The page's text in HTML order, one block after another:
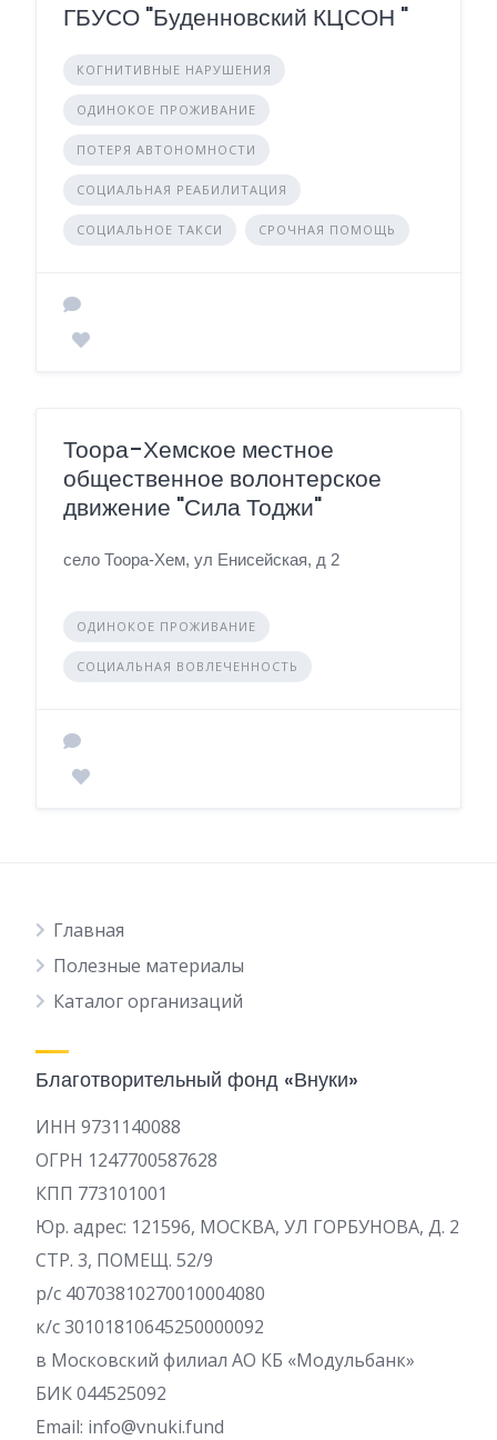
ГБУСО "Буденновский КЦСОН "
КОГНИТИВНЫЕ НАРУШЕНИЯ
ОДИНОКОЕ ПРОЖИВАНИЕ
ПОТЕРЯ АВТОНОМНОСТИ
СОЦИАЛЬНАЯ РЕАБИЛИТАЦИЯ
СОЦИАЛЬНОЕ ТАКСИ СРОЧНАЯ ПОМОЩЬ
Тоора-Хемское местное
общественное волонтерское
движение "Сила Тоджи"
село Тоора-Хем, ул Енисейская, д 2
ОДИНОКОЕ ПРОЖИВАНИЕ
СОЦИАЛЬНАЯ ВОВЛЕЧЕННОСТЬ
Главная
Полезные материалы
Каталог организаций
Благотворительный фонд «Внуки»
ИНН 9731140088
ОГРН 1247700587628
КПП 773101001
Юр. адрес: 121596, МОСКВА, УЛ ГОРБУНОВА, Д. 2
СТР. 3, ПОМЕЩ. 52/9
р/c 40703810270010004080
к/с 30101810645250000092
в Московский филиал АО КБ «Модульбанк»
БИК 044525092
Email: info@vnuki.fund